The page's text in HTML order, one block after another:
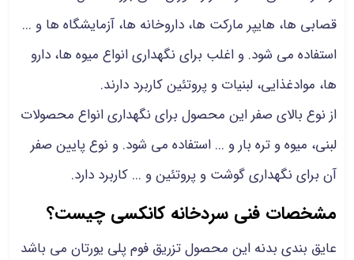
قصابی ها، هایپر مارکت ها، داروخانه ها، آزمایشگاه ها و ...
استفاده می شود. و اغلب برای نگهداری انواع میوه ها، دارو
ها، موادغذایی، لبنیات و پروتئین کاربرد دارند.
از نوع بالای صفر این محصول برای نگهداری انواع محصولات
لبنی، میوه و تره بار و ... استفاده می شود. و نوع پایین صفر
آن برای نگهداری گوشت و پروتئین و ... کاربرد دارد.
مشخصات فنی سردخانه کانکسی چیست؟
عایق بندی بدنه این محصول تزریق فوم پلی یورتان می باشد